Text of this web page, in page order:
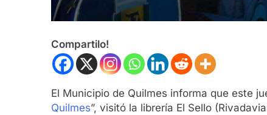
Compartilo!
El Municipio de Quilmes informa que este
Quilmes”, visitó la librería El Sello